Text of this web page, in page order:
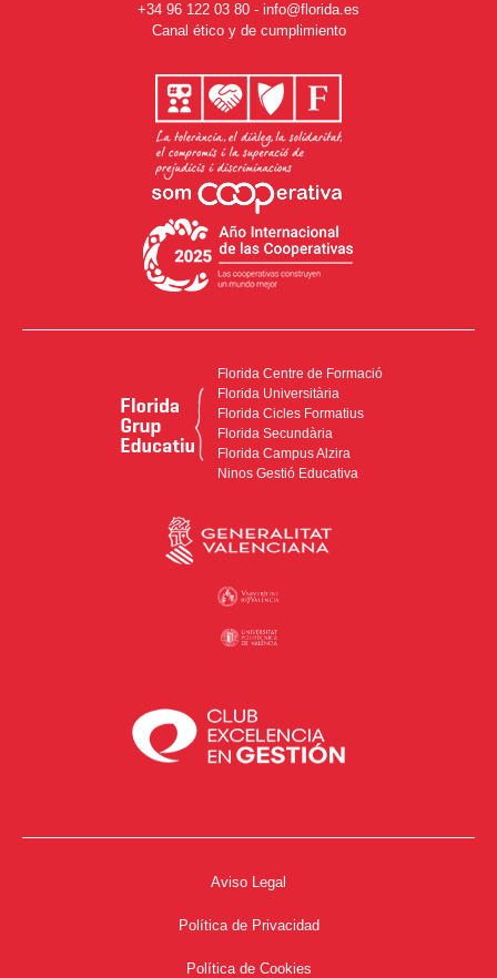
+34 96 122 03 80 - info@florida.es
Canal ético y de cumplimiento
Florida Centre de Formació
Florida Universitària
Florida Cicles Formatius
Florida Secundària
Florida Campus Alzira
Ninos Gestió Educativa
Aviso Legal
Política de Privacidad
Política de Cookies